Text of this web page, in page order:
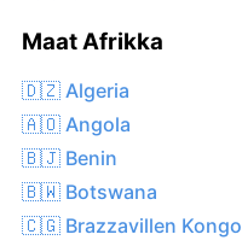
Maat Afrikka
🇩🇿 Algeria
🇦🇴 Angola
🇧🇯 Benin
🇧🇼 Botswana
🇨🇬 Brazzavillen Kongo